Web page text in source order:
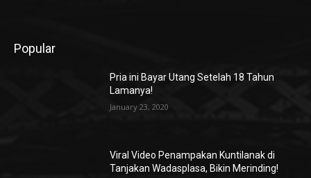
Popular
Pria ini Bayar Utang Setelah 18 Tahun
Lamanya!
January 23, 2020
Viral Video Penampakan Kuntilanak di
Tanjakan Wadasplasa, Bikin Merinding!